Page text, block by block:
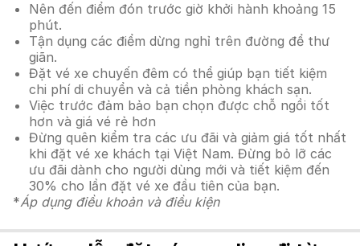
Nên đến điểm đón trước giờ khởi hành khoảng 15
phút.
Tận dụng các điểm dừng nghỉ trên đường để thư
giãn.
Đặt vé xe chuyến đêm có thể giúp bạn tiết kiệm
chi phí di chuyển và cả tiền phòng khách sạn.
Việc trước đảm bảo bạn chọn được chỗ ngồi tốt
hơn và giá vé rẻ hơn
Đừng quên kiểm tra các ưu đãi và giảm giá tốt nhất
khi đặt vé xe khách tại Việt Nam. Đừng bỏ lỡ các
ưu đãi dành cho người dùng mới và tiết kiệm đến
30% cho lần đặt vé xe đầu tiên của bạn.
*Áp dụng điều khoản và điều kiện